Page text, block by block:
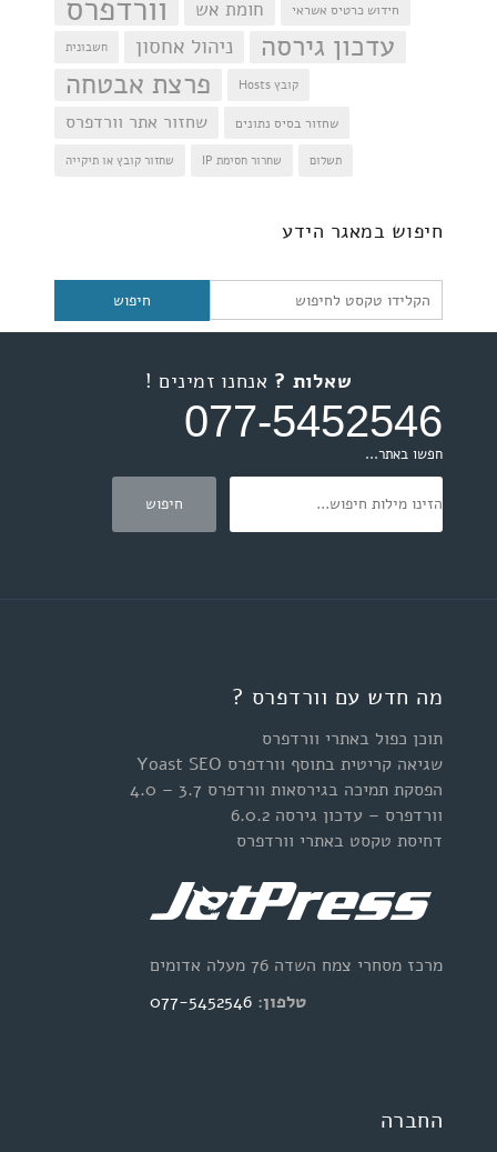
וורדפרס חומת אש חידוש כרטיס אשראי
חשבונית ניהול אחסון
עדכון גירסה
פרצת אבטחה
קובץ Hosts
שחזור אתר וורדפרס שחזור בסיס נתונים
שחזור קובץ או תיקייה שחרור חסימת IP תשלום
חיפוש במאגר הידע
חיפוש
שאלות ? אנחנו זמינים !
077-5452546
חפשו באתר...
מה חדש עם וורדפרס ?
תוכן כפול באתרי וורדפרס
שגיאה קריטית בתוסף וורדפרס Yoast SEO
הפסקת תמיכה בגירסאות וורדפרס 3.7 – 4.0
וורדפרס – עדכון גירסה 6.0.2
דחיסת טקסט באתרי וורדפרס
מרכז מסחרי צמח השדה 76 מעלה אדומים
טלפון: 077-5452546
החברה